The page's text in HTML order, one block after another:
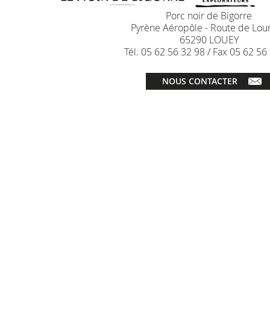
Porc noir de Bigorre
Pyrène Aéropôle - Route de
65290 LOUEY
Tél. 05 62 56 32 98 / Fax 05 62
NOUS CONTACTER